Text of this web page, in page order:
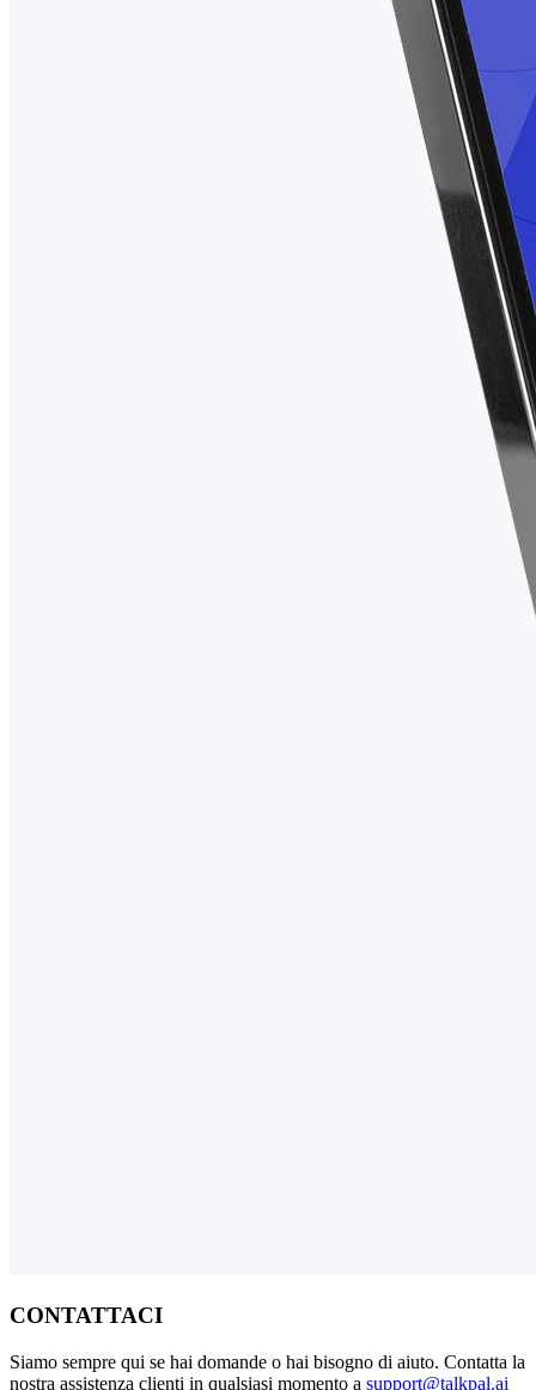
CONTATTACI
Siamo sempre qui se hai domande o hai bisogno di aiuto. Contatta la
nostra assistenza clienti in qualsiasi momento a support@talkpal.ai